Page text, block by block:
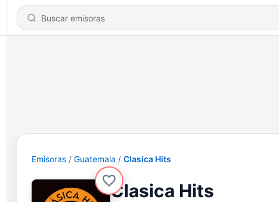
Emisoras Guatemala Clasica Hits
Clasica Hits